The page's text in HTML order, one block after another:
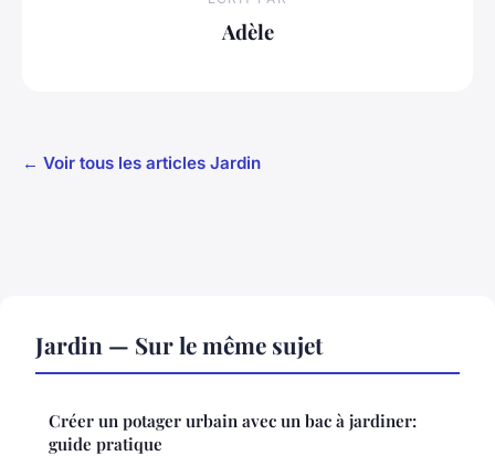
Adèle
← Voir tous les articles Jardin
Jardin — Sur le même sujet
Créer un potager urbain avec un bac à jardiner:
guide pratique